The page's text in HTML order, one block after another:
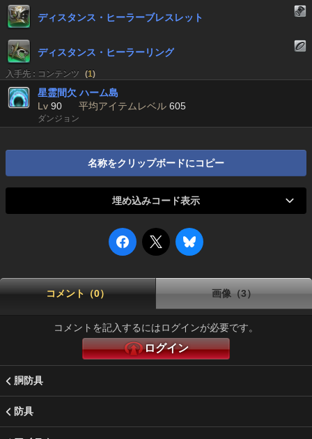
ディスタンス・ヒーラーブレスレット
ディスタンス・ヒーラーリング
入手先 : コンテンツ (1)
星霊間欠 ハーム島
Lv 90 平均アイテムレベル 605
ダンジョン
名称をクリップボードにコピー
埋め込みコード表示
コメント（0） 画像（3）
コメントを記入するにはログインが必要です。
ログイン
胴防具
防具